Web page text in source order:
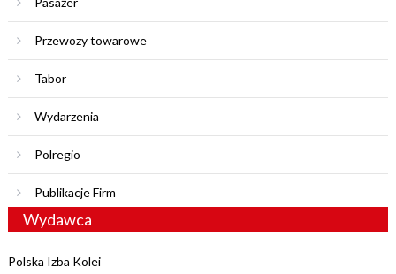
Przewozy towarowe
Tabor
Wydarzenia
Polregio
Publikacje Firm
Wydawca
Polska Izba Kolei